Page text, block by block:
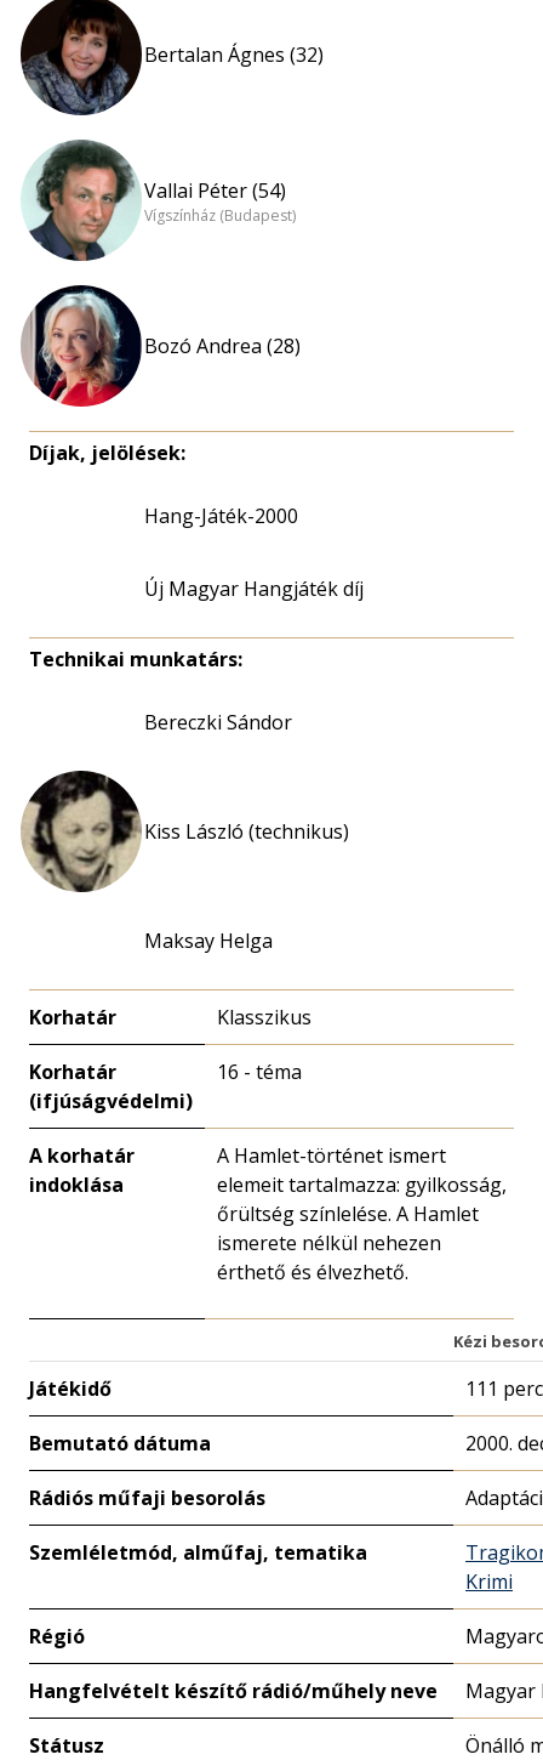
Bertalan Ágnes (32)
Vallai Péter (54)
Vígszínház (Budapest)
Bozó Andrea (28)
Díjak, jelölések:
Hang-Játék-2000
Új Magyar Hangjáték díj
Technikai munkatárs:
Bereczki Sándor
Kiss László (technikus)
Maksay Helga
Korhatár Klasszikus
Korhatár
(ifjúságvédelmi)
16 - téma
A korhatár
indoklása
A Hamlet-történet ismert
elemeit tartalmazza: gyilkosság,
őrültség színlelése. A Hamlet
ismerete nélkül nehezen
érthető és élvezhető.
Kézi
Játékidő 111 perc
Bemutató dátuma 2000.
Rádiós műfaji besorolás
Szemléletmód, alműfaj, tematika
Krimi
Régió
Hangfelvételt készítő rádió/műhely neve Magyar
Státusz Önálló